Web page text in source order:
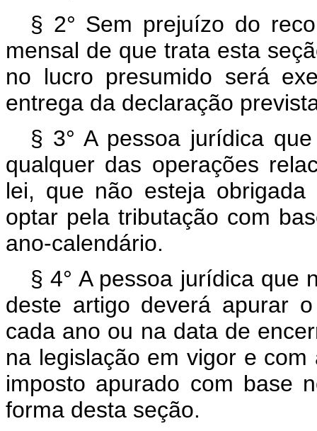
§ 2° Sem prejuízo do
mensal de que trata esta
no lucro presumido será
entrega da declaração
§ 3° A pessoa jurídica
qualquer das operações
lei, que não esteja
optar pela tributação com
ano-calendário.
§ 4° A pessoa jurídica que
deste artigo deverá apurar
cada ano ou na data de
na legislação em vigor e
imposto apurado com base
forma desta seção.